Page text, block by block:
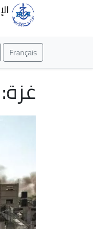
Français
غزة: